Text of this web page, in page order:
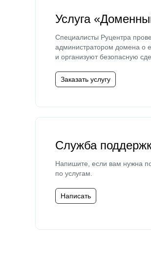
Услуга
Специалисты Руцентра
администратором домена о
и организуют безопасную
Заказать услугу
Служба
Напишите, если вам нужна
по услугам.
Написать